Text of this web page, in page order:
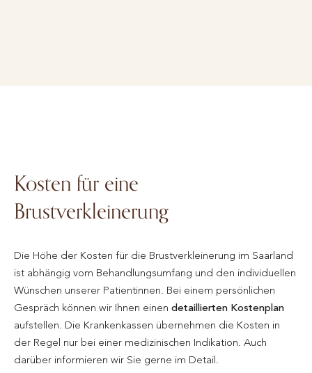
Kosten für eine
Brustverkleinerung
Die Höhe der Kosten für die Brustverkleinerung im Saarland
ist abhängig vom Behandlungsumfang und den individuellen
Wünschen unserer Patientinnen. Bei einem persönlichen
Gespräch können wir Ihnen einen detaillierten Kostenplan
aufstellen. Die Krankenkassen übernehmen die Kosten in
der Regel nur bei einer medizinischen Indikation. Auch
darüber informieren wir Sie gerne im Detail.